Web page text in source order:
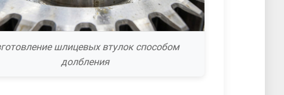
шлицевых втулок способом
долбления